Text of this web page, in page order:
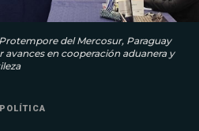
del Mercosur, Paraguay
avances en cooperación aduanera y
POLÍTICA